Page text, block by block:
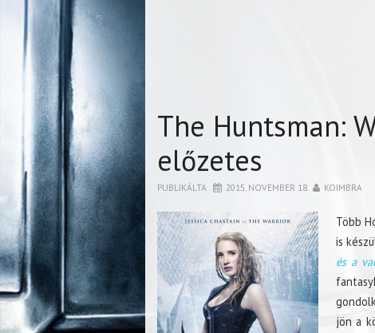
The Huntsman:
előzetes
PUBLIKÁLTA 2015. NOVEMBER 18. KOIMBRA
Több
is
és a
jön a